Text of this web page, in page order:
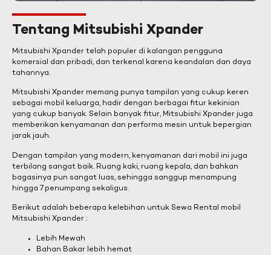
Tentang Mitsubishi Xpander
Mitsubishi Xpander telah populer di kalangan pengguna
komersial dan pribadi, dan terkenal karena keandalan dan daya
tahannya.
Mitsubishi Xpander memang punya tampilan yang cukup keren
sebagai mobil keluarga, hadir dengan berbagai fitur kekinian
yang cukup banyak. Selain banyak fitur, Mitsubishi Xpander juga
memberikan kenyamanan dan performa mesin untuk bepergian
jarak jauh.
Dengan tampilan yang modern, kenyamanan dari mobil ini juga
terbilang sangat baik. Ruang kaki, ruang kepala, dan bahkan
bagasinya pun sangat luas, sehingga sanggup menampung
hingga 7 penumpang sekaligus.
Berikut adalah beberapa kelebihan untuk Sewa Rental mobil
Mitsubishi Xpander :
Lebih Mewah
Bahan Bakar lebih hemat